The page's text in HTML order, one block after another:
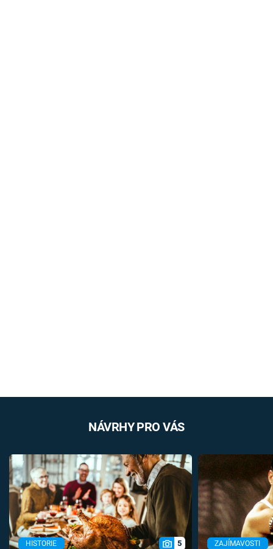
NÁVRHY PRO VÁS
HISTORIE 5 ZAJÍMAVOSTI